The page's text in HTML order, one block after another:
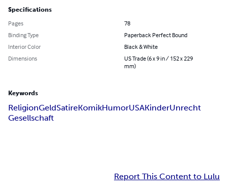
Specifications
Pages
78
Binding Type
Paperback Perfect Bound
Interior Color
Black & White
Dimensions
US Trade (6 x 9 in / 152 x 229
mm)
Keywords
ReligionGeldSatireKomikHumorUSAKinderUnrecht
Gesellschaft
Report This Content to Lulu